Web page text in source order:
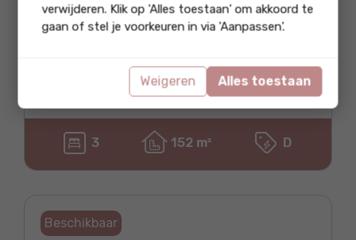
€ 450.000 k.k.
Vrijstaande woning
Broekerhavenweg 107
1611 CB Bovenkarspel
3 152 m² D
Beschikbaar
verwijderen. Klik op 'Alles toestaan' om akkoord te
gaan of stel je voorkeuren in via 'Aanpassen'.
Weigeren Alles toestaan